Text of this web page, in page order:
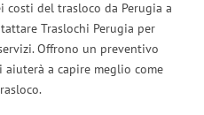
costi del trasloco da Perugia a
Traslochi Perugia per
Offrono un preventivo
a capire meglio come